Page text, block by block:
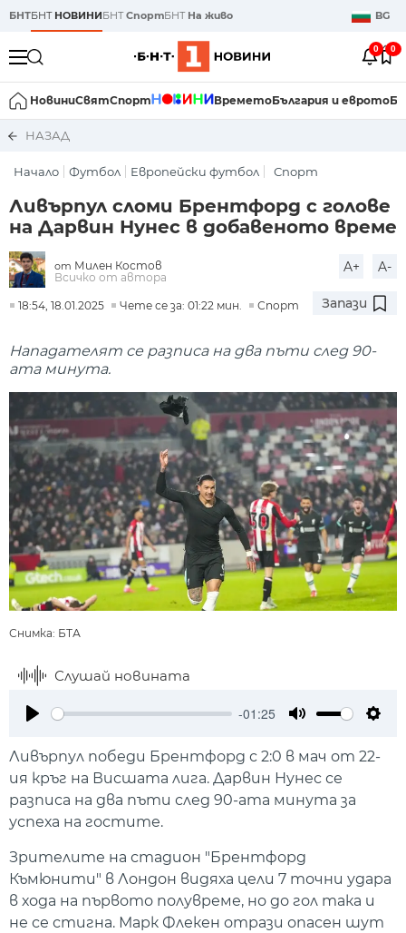
БНТБНТ НОВИНИБНТСпортБНТ На живо BG
0 0
НовиниСвятСпорт ВреметоБългария и еврото
НАЗАД
Начало Футбол Европейски футбол Спорт
Ливърпул сломи Брентфорд с голове
на Дарвин Нунес в добавеното време
от Милен Костов
Всичко от автора
A+ A-
18:54, 18.01.2025 Чете се за: 01:22 мин. Спорт Запази
Нападателят се разписа на два пъти след 90-
ата минута.
Снимка: БТА
Слушай новината
-01:25
Ливърпул победи Брентфорд с 2:0 в мач от 22-
ия кръг на Висшата лига. Дарвин Нунес се
разписа на два пъти след 90-ата минута за
успеха на гостите.
Зрителите на стадион "Брентфорд
Къмюнити" в Лондон видяха цели 7 точни удара
в хода на първото полувреме, но до гол така и
не се стигна. Марк Флекен отрази опасен шут